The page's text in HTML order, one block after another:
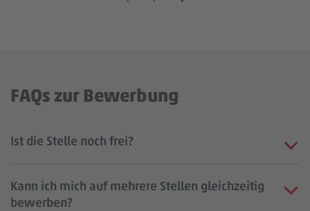
FAQs zur Bewerbung
Ist die Stelle noch frei?
Kann ich mich auf mehrere Stellen gleichzeitig
bewerben?